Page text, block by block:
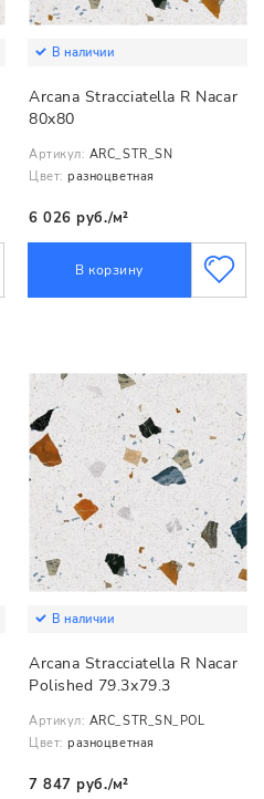
В наличии
Arcana Stracciatella R Nacar
80x80
Артикул: ARC_STR_SN
Цвет: разноцветная
6 026 руб./м²
В корзину
В наличии
Arcana Stracciatella R Nacar
Polished 79.3x79.3
Артикул: ARC_STR_SN_POL
Цвет: разноцветная
7 847 руб./м²